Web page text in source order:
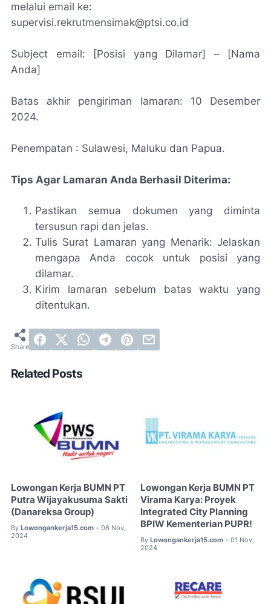
melalui email ke:
supervisi.rekrutmensimak@ptsi.co.id
Subject email: [Posisi yang Dilamar] – [Nama
Anda]
Batas akhir pengiriman lamaran: 10 Desember
2024.
Penempatan : Sulawesi, Maluku dan Papua.
Tips Agar Lamaran Anda Berhasil Diterima:
Pastikan semua dokumen yang diminta
tersusun rapi dan jelas.
Tulis Surat Lamaran yang Menarik: Jelaskan
mengapa Anda cocok untuk posisi yang
dilamar.
Kirim lamaran sebelum batas waktu yang
ditentukan.
Related Posts
Lowongan Kerja BUMN PT
Putra Wijayakusuma Sakti
(Danareksa Group)
By Lowongankerja15.com • 06 Nov,
2024
Lowongan Kerja BUMN PT
Virama Karya: Proyek
Integrated City Planning
BPIW Kementerian PUPR!
By Lowongankerja15.com • 01 Nov,
2024